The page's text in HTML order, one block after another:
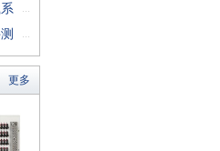
...
...
更多